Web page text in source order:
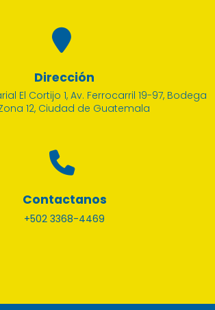
Dirección
El Cortijo 1, Av. Ferrocarril 19-97, Bodega
12, Ciudad de Guatemala
Contactanos
+502 3368-4469